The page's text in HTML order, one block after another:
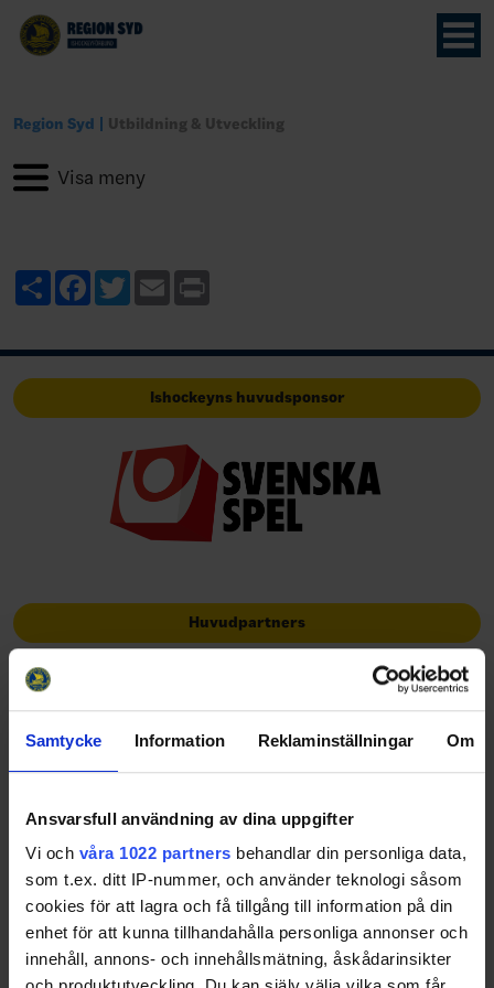
Samtycke Information Reklaminställningar Om
Ansvarsfull användning av dina uppgifter
Vi och våra 1022 partners behandlar din personliga data,
som t.ex. ditt IP-nummer, och använder teknologi såsom
cookies för att lagra och få tillgång till information på din
enhet för att kunna tillhandahålla personliga annonser och
innehåll, annons- och innehållsmätning, åskådarinsikter
Region Syd Utbildning & Utveckling
ShareFacebook
TwitterEmail
Ishockeyns huvudsponsor
Huvudpartners
Officiella partners